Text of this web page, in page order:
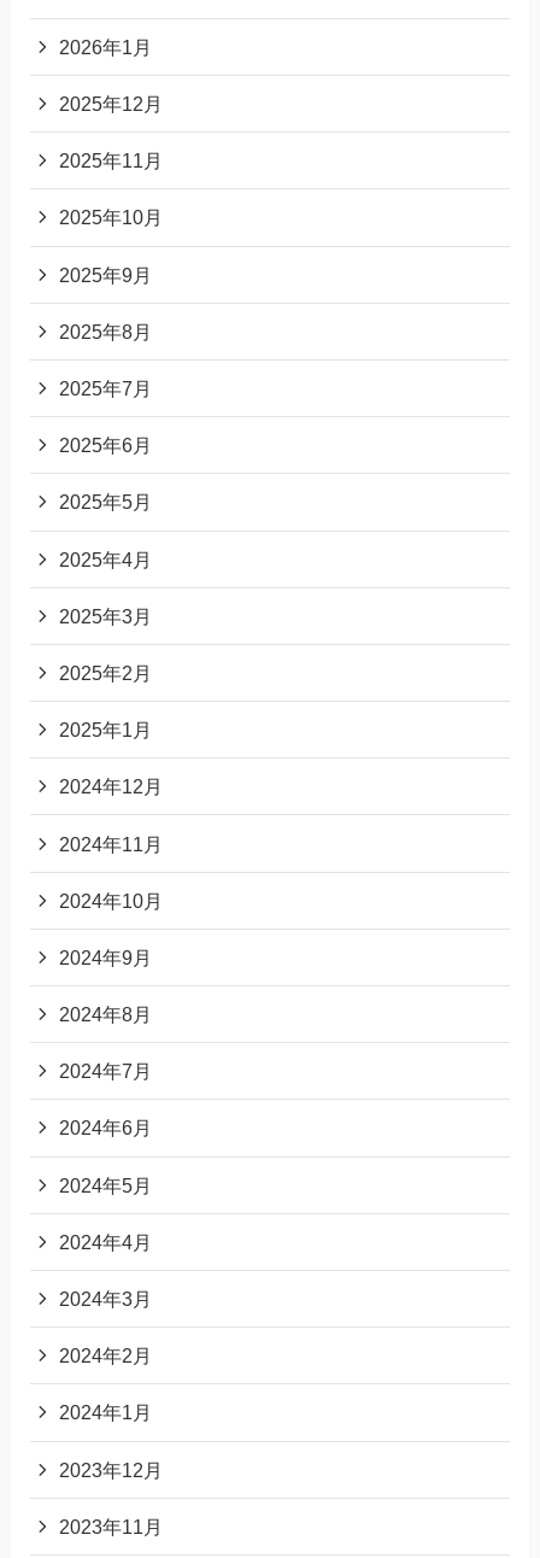
2026年1月
2025年12月
2025年11月
2025年10月
2025年9月
2025年8月
2025年7月
2025年6月
2025年5月
2025年4月
2025年3月
2025年2月
2025年1月
2024年12月
2024年11月
2024年10月
2024年9月
2024年8月
2024年7月
2024年6月
2024年5月
2024年4月
2024年3月
2024年2月
2024年1月
2023年12月
2023年11月